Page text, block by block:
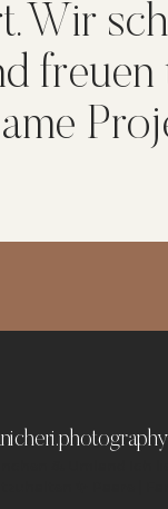
Wir
freuen